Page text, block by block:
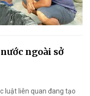
ngoài sở
luật liên quan đang tạo